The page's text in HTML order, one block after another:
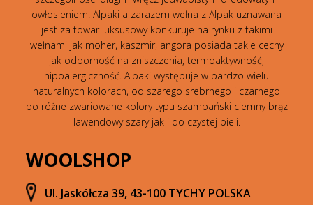
owłosieniem. Alpaki a zarazem wełna z Alpak uznawana
jest za towar luksusowy konkuruje na rynku z takimi
wełnami jak moher, kaszmir, angora posiada takie cechy
jak odporność na zniszczenia, termoaktywność,
hipoalergiczność. Alpaki występuje w bardzo wielu
naturalnych kolorach, od szarego srebrnego i czarnego
po różne zwariowane kolory typu szampański ciemny brąz
lawendowy szary jak i do czystej bieli.
WOOLSHOP
Ul. Jaskółcza 39, 43-100 TYCHY POLSKA